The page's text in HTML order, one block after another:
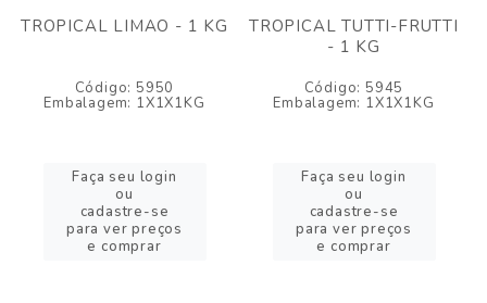
TROPICAL LIMAO - 1 KG
Código: 5950
Embalagem: 1X1X1KG
Faça seu login
ou
cadastre-se
para ver preços
e comprar
TROPICAL TUTTI-FRUTTI
- 1 KG
Código: 5945
Embalagem: 1X1X1KG
Faça seu login
ou
cadastre-se
para ver preços
e comprar